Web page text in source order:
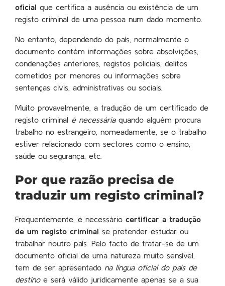
oficial que certifica a ausência ou existência de um
registo criminal de uma pessoa num dado momento.
No entanto, dependendo do país, normalmente o
documento contém informações sobre absolvições,
condenações anteriores, registos policiais, delitos
cometidos por menores ou informações sobre
sentenças civis, administrativas ou sociais.
Muito provavelmente, a tradução de um certificado de
registo criminal é necessáriaquando alguém procura
trabalho no estrangeiro, nomeadamente, se o trabalho
estiver relacionado com sectores como o ensino,
saúde ou segurança, etc.
Por que razão precisa de
traduzir um registo criminal?
Frequentemente, é necessáriocertificar a tradução
de um registo criminal se pretender estudar ou
trabalhar noutro país. Pelo facto de tratar-se de um
documento oficial de uma natureza muito sensível,
tem de ser apresentado na língua oficial do país de
destinoe será válido juridicamente apenas se a sua